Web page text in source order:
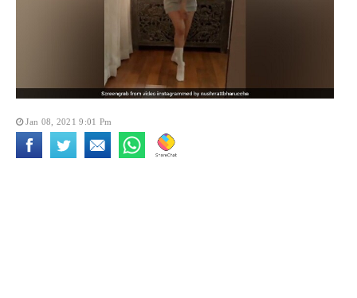
Jan 08, 2021 9:01 Pm